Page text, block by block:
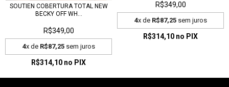
SOUTIEN COBERTURA TOTAL NEW
BECKY OFF WH...
R$349,00
4x de R$87,25sem juros
R$314,10 no PIX
R$349,00
4x de R$87,25sem juros
R$314,10 no PIX